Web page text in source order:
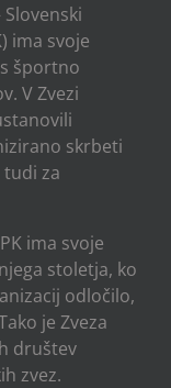
ima svoje
športno
V Zvezi
skrbeti
za
ima svoje
stoletja, ko
odločilo,
je Zveza
društev
zvez.